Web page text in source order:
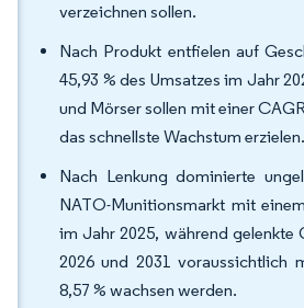
verzeichnen sollen.
Nach Produkt entfielen auf
45,93 % des Umsatzes im Jahr
und Mörser sollen mit einer
das schnellste Wachstum erzielen.
Nach Lenkung dominierte
NATO-Munitionsmarkt mit
im Jahr 2025, während gelenkte
2026 und 2031 voraussichtlich
8,57 % wachsen werden.